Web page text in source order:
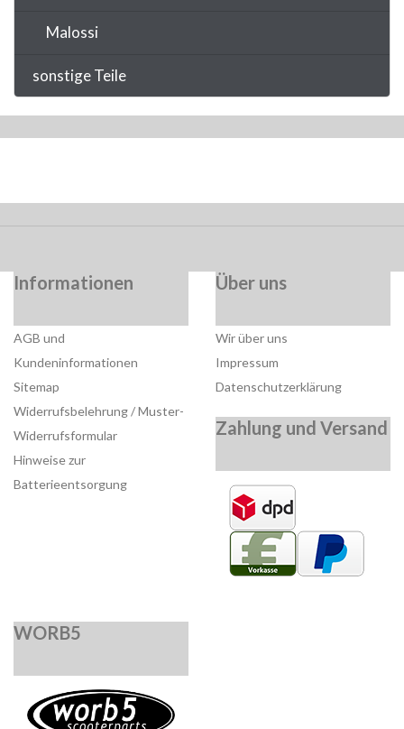
Malossi
sonstige Teile
Informationen
AGB und
Kundeninformationen
Sitemap
Widerrufsbelehrung / Muster-
Widerrufsformular
Hinweise zur
Batterieentsorgung
Über uns
Wir über uns
Impressum
Datenschutzerklärung
Zahlung und Versand
WORB5